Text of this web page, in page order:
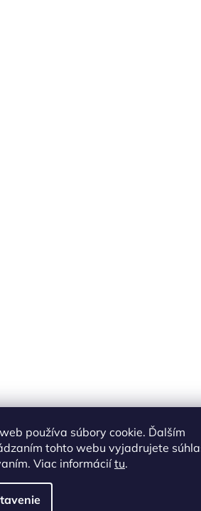
používa súbory cookie. Ďalším
tohto webu vyjadrujete
Viac informáciítu.